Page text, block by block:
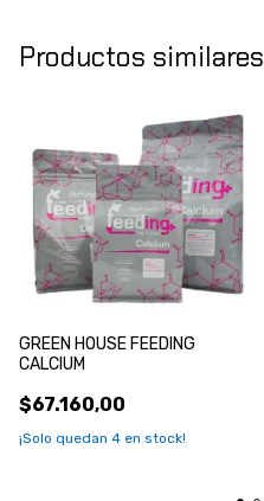
Productos similares
GREEN HOUSE FEEDING
CALCIUM
$67.160,00
¡Solo quedan 4 en stock!